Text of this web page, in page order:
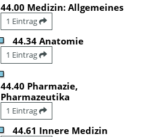
44.00 Medizin: Allgemeines
1 Eintrag
44.34 Anatomie
1 Eintrag
44.40 Pharmazie,
Pharmazeutika
1 Eintrag
44.61 Innere Medizin